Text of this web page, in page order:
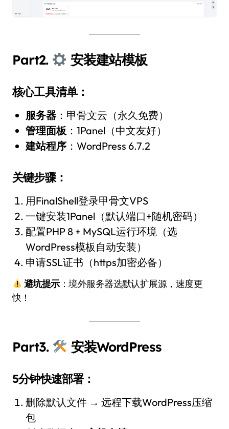
Part2. 安装建站模板
核心工具清单：
服务器：甲骨文云（永久免费）
管理面板 ：1Panel（中文友好）
建站程序：WordPress 6.7.2
关键步骤：
用FinalShell登录甲骨文VPS
一键安装1Panel（默认端口+随机密码）
配置PHP 8 + MySQL运行环境（选
WordPress模板自动安装）
申请SSL证书（https加密必备）
避坑提示：境外服务器选默认扩展源，速度更
快！
Part3. 安装WordPress
5分钟快速部署：
删除默认文件 → 远程下载WordPress压缩
包